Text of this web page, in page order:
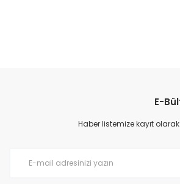
Ürün resmi kalitesiz, bozuk veya
Ürün açıklamasında eksik bilgiler
E-
Haber listemize kayıt